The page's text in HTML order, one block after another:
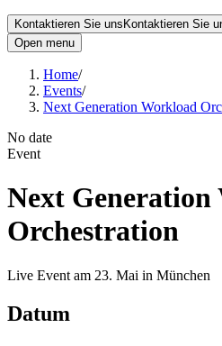
Kontaktieren Sie uns Kontaktieren Sie
Open menu
Home/
Events/
Next Generation Workload
No date
Event
Next
Orchestration
Live Event am 23. Mai in München
Datum